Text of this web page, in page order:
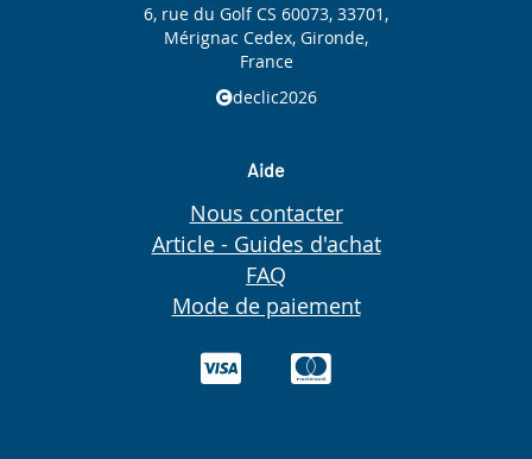
6, rue du Golf CS 60073, 33701,
Mérignac Cedex, Gironde,
France
declic2026
Aide
Nous contacter
Article - Guides d'achat
FAQ
Mode de paiement